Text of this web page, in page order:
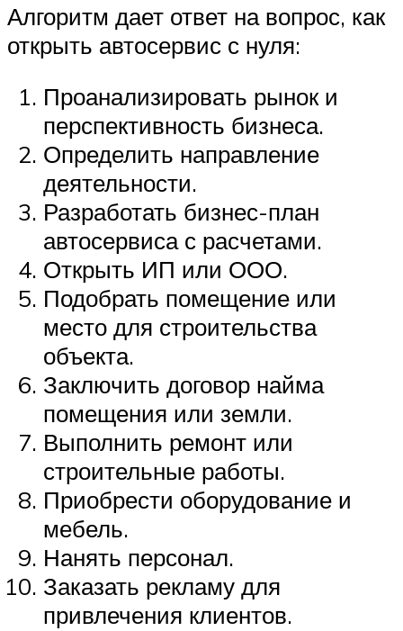
Алгоритм дает ответ на вопрос, как
открыть автосервис с нуля:
Проанализировать рынок и
перспективность бизнеса.
Определить направление
деятельности.
Разработать бизнес-план
автосервиса с расчетами.
Открыть ИП или ООО.
Подобрать помещение или
место для строительства
объекта.
Заключить договор найма
помещения или земли.
Выполнить ремонт или
строительные работы.
Приобрести оборудование и
мебель.
Нанять персонал.
Заказать рекламу для
привлечения клиентов.